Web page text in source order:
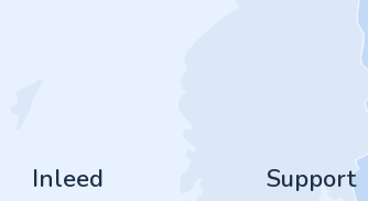
Inleed Support